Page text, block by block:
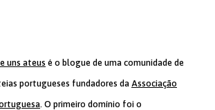
uns ateus é o blogue de uma comunidade de
portugueses fundadores da Associação
. O primeiro domínio foi o